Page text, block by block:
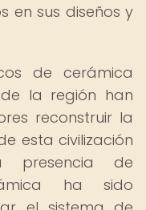
en sus diseños y
de cerámica
la región han
reconstruir la
esta civilización
presencia de
ha sido